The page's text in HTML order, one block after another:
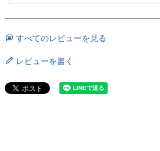
すべてのレビューを見る
レビューを書く